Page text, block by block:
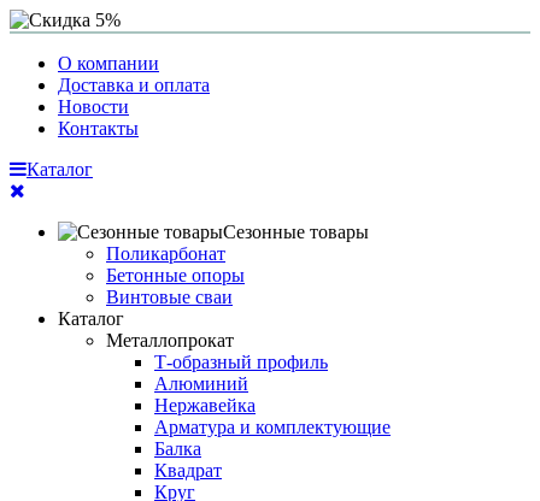
О компании
Доставка и оплата
Новости
Контакты
Каталог
Сезонные товары
Поликарбонат
Бетонные опоры
Винтовые сваи
Каталог
Металлопрокат
Т-образный профиль
Алюминий
Нержавейка
Арматура и комплектующие
Балка
Квадрат
Круг